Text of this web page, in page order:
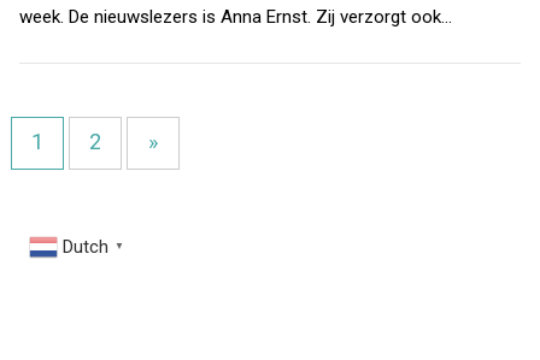
week. De nieuwslezers is Anna Ernst. Zij verzorgt ook…
1 2 »
Dutch ▼